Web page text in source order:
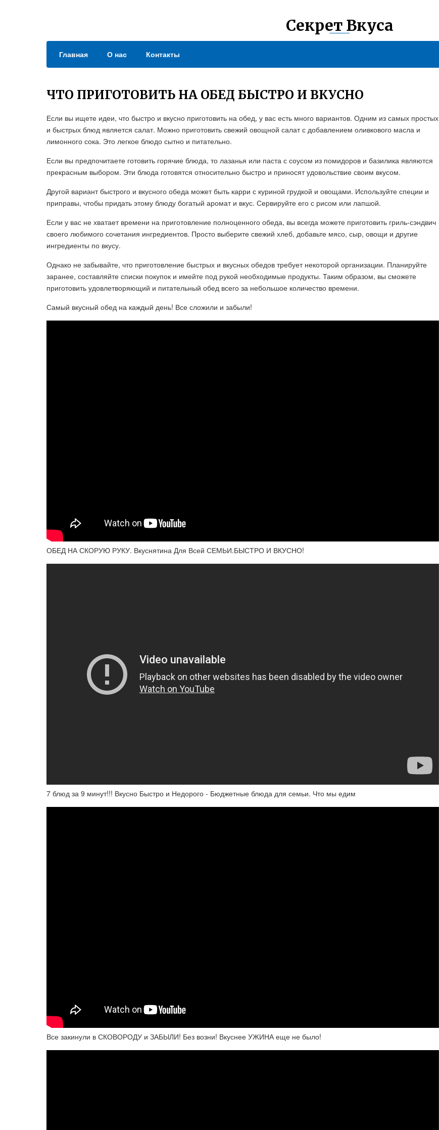
Секрет Вкуса
Главная О нас Контакты
ЧТО ПРИГОТОВИТЬ НА ОБЕД БЫСТРО И ВКУСНО
Если вы ищете идеи, что быстро и вкусно приготовить на обед, у вас есть много вариантов. Одним из самых простых
и быстрых блюд является салат. Можно приготовить свежий овощной салат с добавлением оливкового масла и
лимонного сока. Это легкое блюдо сытно и питательно.
Если вы предпочитаете готовить горячие блюда, то лазанья или паста с соусом из помидоров и базилика являются
прекрасным выбором. Эти блюда готовятся относительно быстро и приносят удовольствие своим вкусом.
Другой вариант быстрого и вкусного обеда может быть карри с куриной грудкой и овощами. Используйте специи и
приправы, чтобы придать этому блюду богатый аромат и вкус. Сервируйте его с рисом или лапшой.
Если у вас не хватает времени на приготовление полноценного обеда, вы всегда можете приготовить гриль-сэндвич
своего любимого сочетания ингредиентов. Просто выберите свежий хлеб, добавьте мясо, сыр, овощи и другие
ингредиенты по вкусу.
Однако не забывайте, что приготовление быстрых и вкусных обедов требует некоторой организации. Планируйте
заранее, составляйте списки покупок и имейте под рукой необходимые продукты. Таким образом, вы сможете
приготовить удовлетворяющий и питательный обед всего за небольшое количество времени.
Самый вкусный обед на каждый день! Все сложили и забыли!
ОБЕД НА СКОРУЮ РУКУ. Вкуснятина Для Всей СЕМЬИ.БЫСТРО И ВКУСНО!
7 блюд за 9 минут!!! Вкусно Быстро и Недорого - Бюджетные блюда для семьи. Что мы едим
Все закинули в СКОВОРОДУ и ЗАБЫЛИ! Без возни! Вкуснее УЖИНА еще не было!